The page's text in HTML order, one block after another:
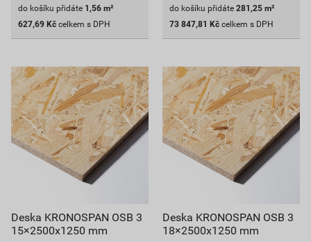
do košíku přidáte 1,56 m²
627,69 Kč celkem s DPH
do košíku přidáte 281,25 m²
73 847,81 Kč celkem s DPH
Deska KRONOSPAN OSB 3
15×2500x1250 mm
Deska KRONOSPAN OSB 3
18×2500x1250 mm